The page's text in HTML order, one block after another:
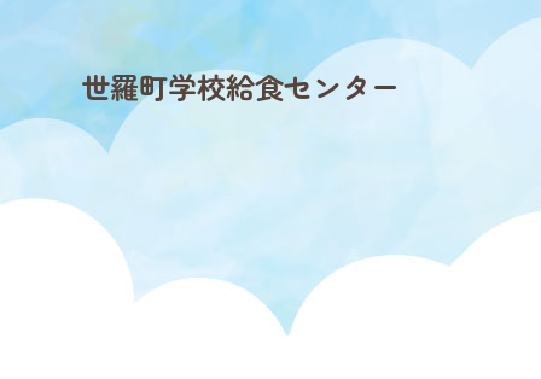
世羅町学校給食センター